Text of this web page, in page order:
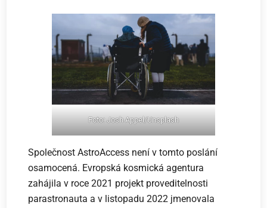
Foto: Josh Appel/Unsplash
Společnost AstroAccess není v tomto poslání
osamocená. Evropská kosmická agentura
zahájila v roce 2021 projekt proveditelnosti
parastronauta a v listopadu 2022 jmenovala